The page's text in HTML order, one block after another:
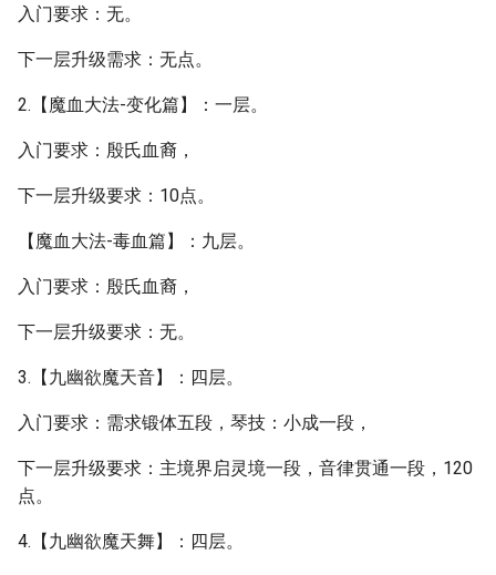
入门要求：无。
下一层升级需求：无点。
2.【魔血大法-变化篇】：一层。
入门要求：殷氏血裔，
下一层升级要求：10点。
【魔血大法-毒血篇】：九层。
入门要求：殷氏血裔，
下一层升级要求：无。
3.【九幽欲魔天音】：四层。
入门要求：需求锻体五段，琴技：小成一段，
下一层升级要求：主境界启灵境一段，音律贯通一段，120
点。
4.【九幽欲魔天舞】：四层。